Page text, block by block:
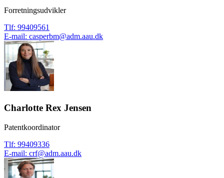
Forretningsudvikler
Tlf: 99409561
E-mail: casperbm@adm.aau.dk
Charlotte Rex Jensen
Patentkoordinator
Tlf: 99409336
E-mail: crf@adm.aau.dk